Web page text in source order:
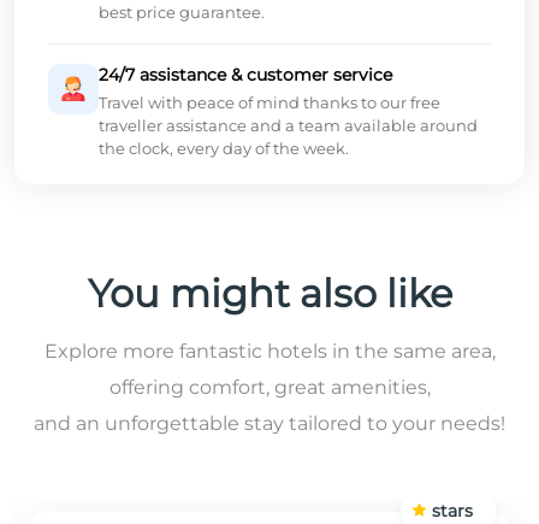
best price guarantee.
24/7 assistance & customer service
Travel with peace of mind thanks to our free
traveller assistance and a team available around
the clock, every day of the week.
You might also like
Explore more fantastic hotels in the same area,
offering comfort, great amenities,
and an unforgettable stay tailored to your needs!
stars